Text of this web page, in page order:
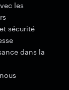
les
sécurité
dans la